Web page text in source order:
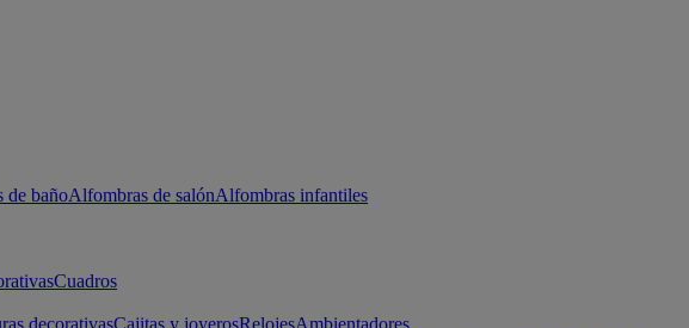
de bañoAlfombras de salónAlfombras infantiles
Cuadros
decorativasCajitas y joyerosRelojesAmbientadores